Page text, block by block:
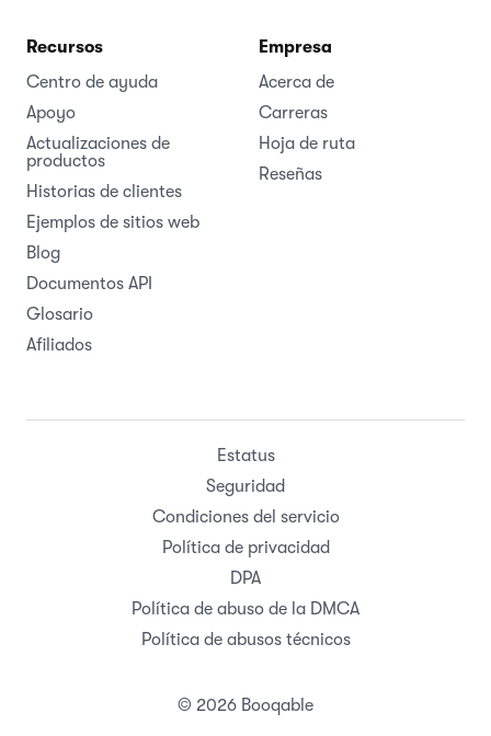
Recursos
Centro de ayuda
Apoyo
Actualizaciones de
productos
Historias de clientes
Ejemplos de sitios web
Blog
Documentos API
Glosario
Afiliados
Empresa
Acerca de
Carreras
Hoja de ruta
Reseñas
© 2026 Booqable
Estatus
Seguridad
Condiciones del servicio
Política de privacidad
DPA
Política de abuso de la DMCA
Política de abusos técnicos